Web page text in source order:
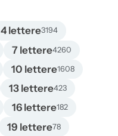
4 lettere3194
7 lettere4260
10 lettere1608
13 lettere423
16 lettere182
19 lettere78